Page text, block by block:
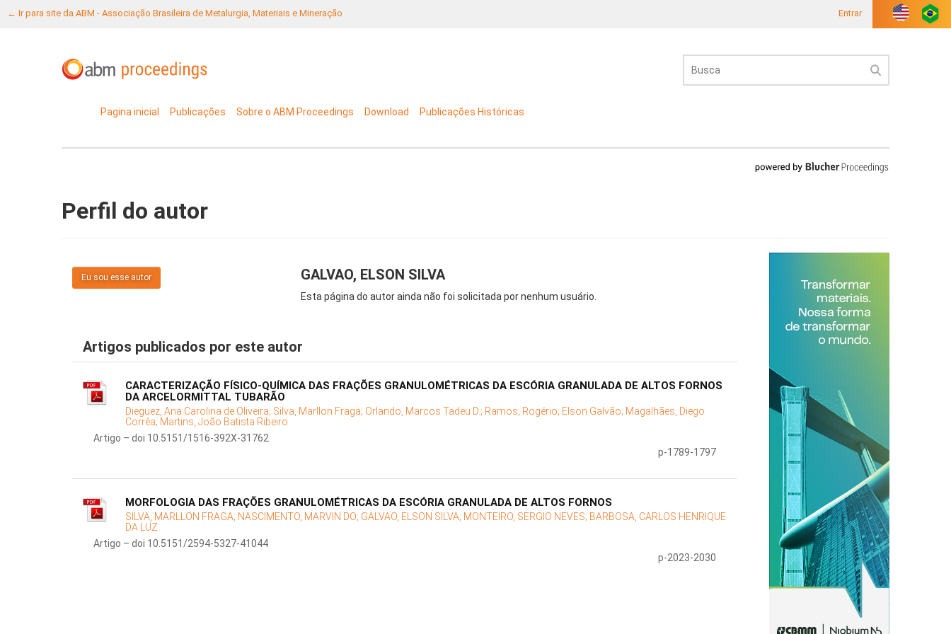
← Ir para site da ABM - Associação Brasileira de Metalurgia, Materiais e Mineração Entrar
Pagina inicial Publicações Sobre o ABM Proceedings Download Publicações Históricas
Perfil do autor
Eu sou esse autor GALVAO, ELSON SILVA
Esta página do autor ainda não foi solicitada por nenhum usuário.
Artigos publicados por este autor
CARACTERIZAÇÃO FÍSICO-QUÍMICA DAS FRAÇÕES GRANULOMÉTRICAS DA ESCÓRIA GRANULADA DE ALTOS FORNOS
DA ARCELORMITTAL TUBARÃO
Dieguez, Ana Carolina de Oliveira; Silva, Marllon Fraga; Orlando, Marcos Tadeu D.; Ramos, Rogério; Elson Galvão; Magalhães, Diego
Corrêa; Martins, João Batista Ribeiro
Artigo – doi 10.5151/1516-392X-31762
p-1789-1797
MORFOLOGIA DAS FRAÇÕES GRANULOMÉTRICAS DA ESCÓRIA GRANULADA DE ALTOS FORNOS
SILVA, MARLLON FRAGA; NASCIMENTO, MARVIN DO; GALVAO, ELSON SILVA; MONTEIRO, SERGIO NEVES; BARBOSA, CARLOS HENRIQUE
DA LUZ
Artigo – doi 10.5151/2594-5327-41044
p-2023-2030